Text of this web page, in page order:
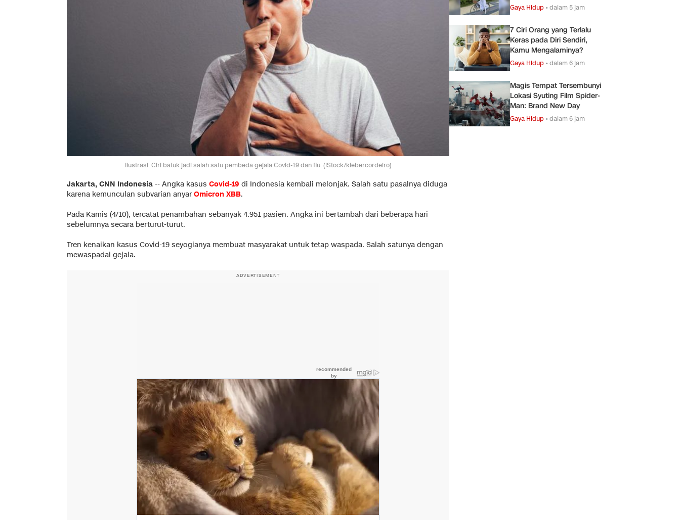
Ilustrasi. Ciri batuk jadi salah satu pembeda gejala Covid-19 dan flu. (iStock/klebercordeiro)
Jakarta, CNN Indonesia -- Angka kasus Covid-19 di Indonesia kembali melonjak. Salah satu pasalnya diduga
karena kemunculan subvarian anyarOmicron XBB.
Pada Kamis (4/10), tercatat penambahan sebanyak 4.951 pasien. Angka ini bertambah dari beberapa hari
sebelumnya secara berturut-turut.
Tren kenaikan kasus Covid-19 seyogianya membuat masyarakat untuk tetap waspada. Salah satunya dengan
mewaspadai gejala.
ADVERTISEMENT
Gaya Hidup •dalam 5 jam
7 Ciri Orang yang Terlalu
Keras pada Diri Sendiri,
Kamu Mengalaminya?
Gaya Hidup •dalam 6 jam
Magis Tempat Tersembunyi
Lokasi Syuting Film Spider-
Man: Brand New Day
Gaya Hidup •dalam 6 jam